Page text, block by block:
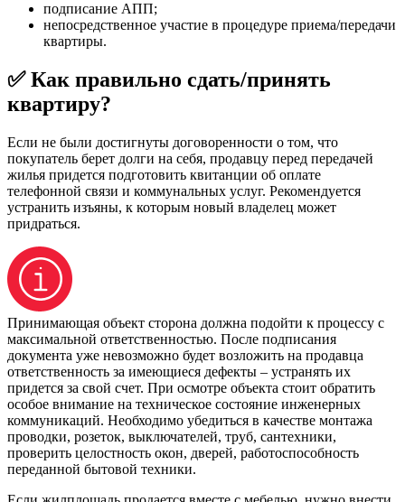
подписание АПП;
непосредственное участие в процедуре приема/передачи
квартиры.
✅ Как правильно сдать/принять
квартиру?
Если не были достигнуты договоренности о том, что
покупатель берет долги на себя, продавцу перед передачей
жилья придется подготовить квитанции об оплате
телефонной связи и коммунальных услуг. Рекомендуется
устранить изъяны, к которым новый владелец может
придраться.
Принимающая объект сторона должна подойти к процессу с
максимальной ответственностью. После подписания
документа уже невозможно будет возложить на продавца
ответственность за имеющиеся дефекты – устранять их
придется за свой счет. При осмотре объекта стоит обратить
особое внимание на техническое состояние инженерных
коммуникаций. Необходимо убедиться в качестве монтажа
проводки, розеток, выключателей, труб, сантехники,
проверить целостность окон, дверей, работоспособность
переданной бытовой техники.